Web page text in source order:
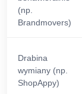
(np.
Brandmovers)
Drabina
wymiany (np.
ShopAppy)